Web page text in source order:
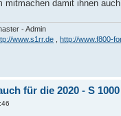
mitmachen damit ihnen
- Admin
www.s1rr.de http://www.f800-
für die 2020 - S 1000